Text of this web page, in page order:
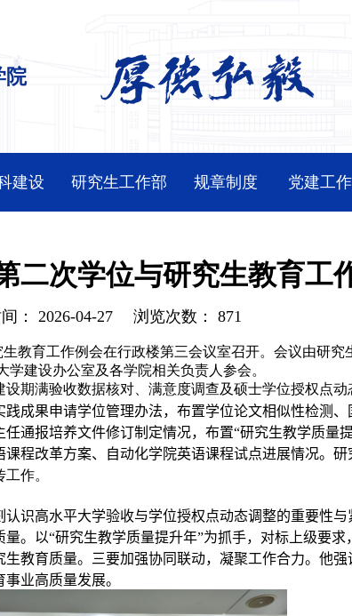
院
建设 研究生工作部 规章制度 党建工作
二次学位与研究生教育工
： 2026-04-27 浏览次数： 871
教育工作例会在行政楼第三会议室召开。会议由研究
建设办公室及各学院相关负责人参会。
期满验收数据核对、满意度调查及硕士学位授权点
践成果申请学位管理办法，布置学位论文相似性检测
通报培养文件修订制定情况，布置“研究生教学质量
课程改革方案、 自动化学院英语课程试点进展情况。研
作。
识高水平大学验收与学位授权点动态调整的重要性与
。以“研究生教学质量提升年”为抓手，对标上级要求
教育质量。三要加强协同联动，凝聚工作合力。他强
业高质量发展。